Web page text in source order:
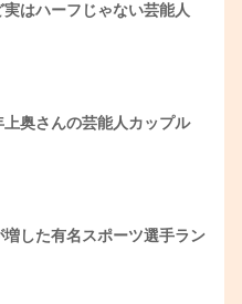
はハーフじゃない芸能人
上奥さんの芸能人カップル
した有名スポーツ選手ラン